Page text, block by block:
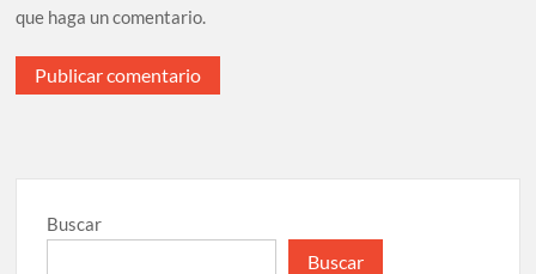
que haga un comentario.
Buscar
Buscar